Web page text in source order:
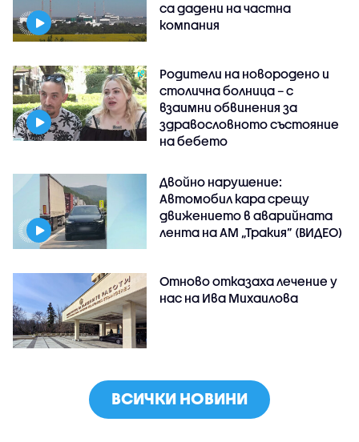
са дадени на частна
компания
Родители на новородено и
столична болница – с
взаимни обвинения за
здравословното състояние
на бебето
Двойно нарушение:
Автомобил кара срещу
движението в аварийната
лента на АМ „Тракия” (ВИДЕО)
Отново отказаха лечение у
нас на Ива Михаилова
ВСИЧКИ НОВИНИ